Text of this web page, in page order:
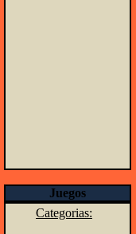
Juegos
Categorias: